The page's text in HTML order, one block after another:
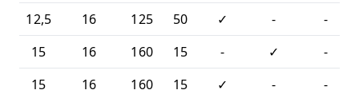
12,5
16 125 50 ✓ - -
15
16 160 15 - ✓ -
15
16 160 15 ✓ - -